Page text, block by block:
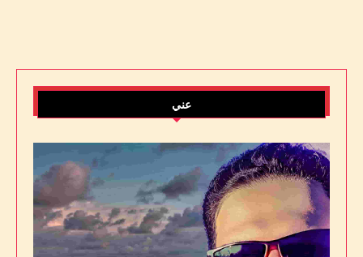
عني